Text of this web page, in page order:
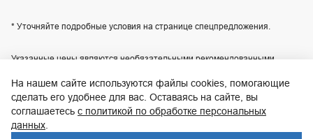
* Уточняйте подробные условия на странице спецпредложения.
Указанные цены являются необязательными рекомендованными
отличаться от действительных цен. Приобретение любой продукции
осуществляется в соответствии с условиями индивидуального договора
купли-продажи, заключаемого с продавцом. Технические
характеристики, комплектация и изображения автомобилей,
приведенные на сайте, могут отличаться от технических характеристик,
комплектации и внешнего вида автомобилей, поставляемых в
На нашем сайте используются файлы cookies, помогающие
сделать его удобнее для вас. Оставаясь на сайте, вы
соглашаетесь с политикой по обработке персональных
данных